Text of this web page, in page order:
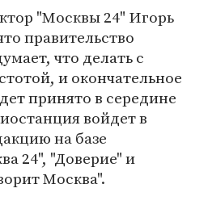
"Москвы 24" Игорь
правительство
что делать с
и окончательное
принято в середине
войдет в
на базе
24", "Доверие" и
Москва".